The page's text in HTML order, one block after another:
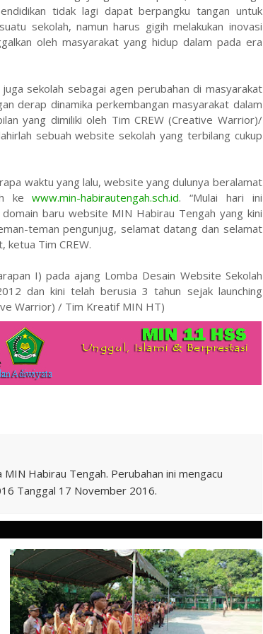
tidak lagi dapat berpangku tangan untuk
sekolah, namun harus gigih melakukan inovasi
oleh masyarakat yang hidup dalam pada era
sekolah sebagai agen perubahan di masyarakat
derap dinamika perkembangan masyarakat dalam
yang dimilikioleh Tim CREW (Creative Warrior)/
sebuahwebsite sekolah yang terbilang cukup
waktu yang lalu, website yang dulunya beralamat
kewww.min-habirautengah.sch.id. “Mulai hari ini
baru website MIN Habirau Tengah yang kini
teman pengunjug, selamat datang dan selamat
ketua Tim CREW.
I) pada ajang Lomba Desain Website Sekolah
dan kinitelah berusia 3 tahun sejak launching
Warrior) / Tim Kreatif MIN HT)
Habirau Tengah. Perubahan ini mengacu
Tanggal 17 November 2016.